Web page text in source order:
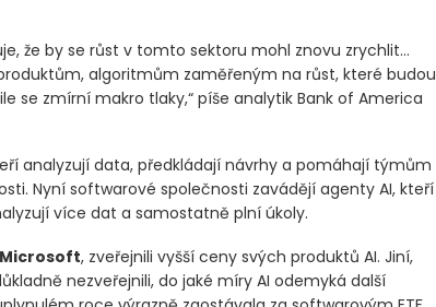
že by se růst v tomto sektoru mohl znovu zrychlit…
algoritmům zaměřeným na růst, které budou
se zmírní makro tlaky,“ píše analytik Bank of America
analyzují data, předkládají návrhy a pomáhají týmům
Nyní softwarové společnosti zavádějí agenty AI, kteří
více dat a samostatně plní úkoly.
Microsoft, zveřejnili vyšší ceny svých produktů AI. Jiní,
nezveřejnili, do jaké míry AI odemyká další